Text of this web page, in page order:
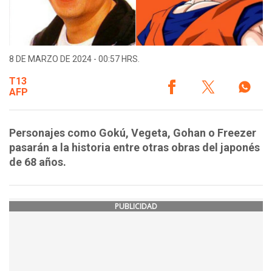
8 DE MARZO DE 2024 - 00:57 HRS.
T13
AFP
Personajes como Gokú, Vegeta, Gohan o Freezer
pasarán a la historia entre otras obras del japonés
de 68 años.
PUBLICIDAD